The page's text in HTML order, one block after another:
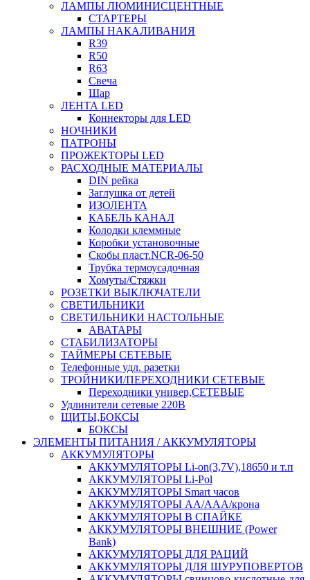
ЛАМПЫ ЛЮМИНИСЦЕНТНЫЕ
СТАРТЕРЫ
ЛАМПЫ НАКАЛИВАНИЯ
R39
R50
R63
Свеча
Шар
ЛЕНТА LED
Коннекторы для LED
НОЧНИКИ
ПАТРОНЫ
ПРОЖЕКТОРЫ LED
РАСХОДНЫЕ МАТЕРИАЛЫ
DIN рейка
Заглушка от детей
ИЗОЛЕНТА
КАБЕЛЬ КАНАЛ
Колодки клеммные
Коробки установочные
Скобы пласт.NCR-06-50
Трубка термоусадочная
Хомуты/Стяжки
РОЗЕТКИ ВЫКЛЮЧАТЕЛИ
СВЕТИЛЬНИКИ
СВЕТИЛЬНИКИ НАСТОЛЬНЫЕ
АВАТАРЫ
СТАБИЛИЗАТОРЫ
ТАЙМЕРЫ СЕТЕВЫЕ
Телефонные удл. разетки
ТРОЙНИКИ/ПЕРЕХОДНИКИ СЕТЕВЫЕ
Переходники универ,СЕТЕВЫЕ
Удлинители сетевые 220В
ЩИТЫ,БОКСЫ
БОКСЫ
ЭЛЕМЕНТЫ ПИТАНИЯ / АККУМУЛЯТОРЫ
АККУМУЛЯТОРЫ
АККУМУЛЯТОРЫ Li-on(3,7V),18650 и т.п
АККУМУЛЯТОРЫ Li-Pol
АККУМУЛЯТОРЫ Smart часов
АККУМУЛЯТОРЫ АА/ААА/крона
АККУМУЛЯТОРЫ В СПАЙКЕ
АККУМУЛЯТОРЫ ВНЕШНИЕ (Power
Bank)
АККУМУЛЯТОРЫ ДЛЯ РАЦИЙ
АККУМУЛЯТОРЫ ДЛЯ ШУРУПОВЕРТОВ